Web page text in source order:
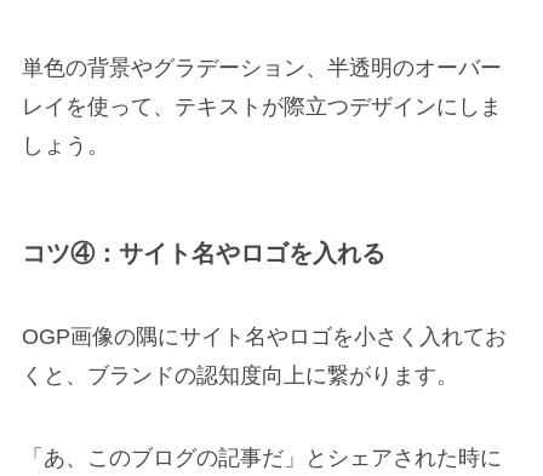
単色の背景やグラデーション、半透明のオーバー
レイを使って、テキストが際立つデザインにしま
しょう。
コツ④：サイト名やロゴを入れる
OGP画像の隅にサイト名やロゴを小さく入れてお
くと、ブランドの認知度向上に繋がります。
「あ、このブログの記事だ」とシェアされた時に